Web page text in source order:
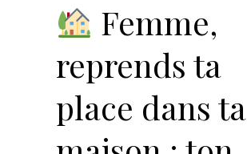
Femme,
reprends ta
place dans ta